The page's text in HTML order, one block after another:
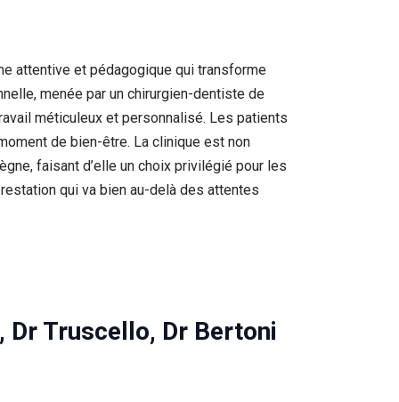
attentive et pédagogique qui transforme
menée par un chirurgien-dentiste de
méticuleux et personnalisé. Les patients
de bien-être. La clinique est non
faisant d’elle un choix privilégié pour les
qui va bien au-delà des attentes
Dr Truscello, Dr Bertoni